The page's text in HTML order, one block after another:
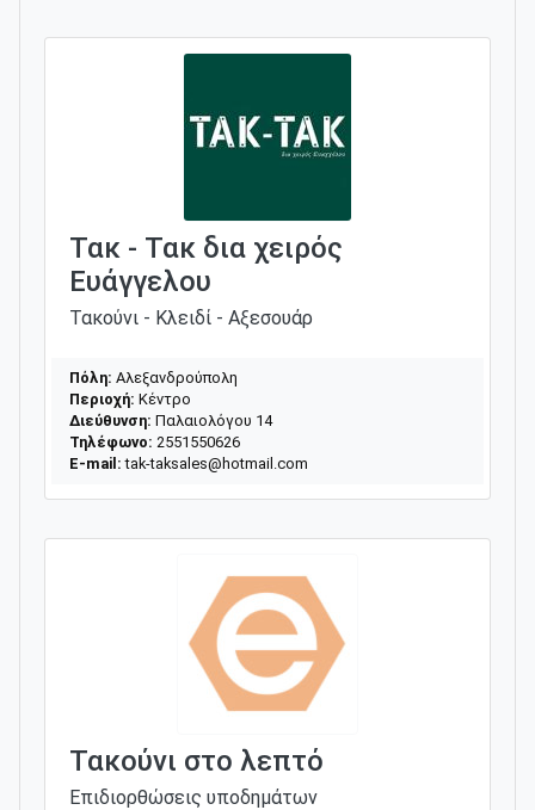
Τακ - Τακ δια χειρός
Ευάγγελου
Τακούνι - Κλειδί - Αξεσουάρ
Πόλη: Αλεξανδρούπολη
Περιοχή: Κέντρο
Διεύθυνση: Παλαιολόγου 14
Τηλέφωνο: 2551550626
E-mail: tak-taksales@hotmail.com
Τακούνι στο λεπτό
Επιδιορθώσεις υποδημάτων